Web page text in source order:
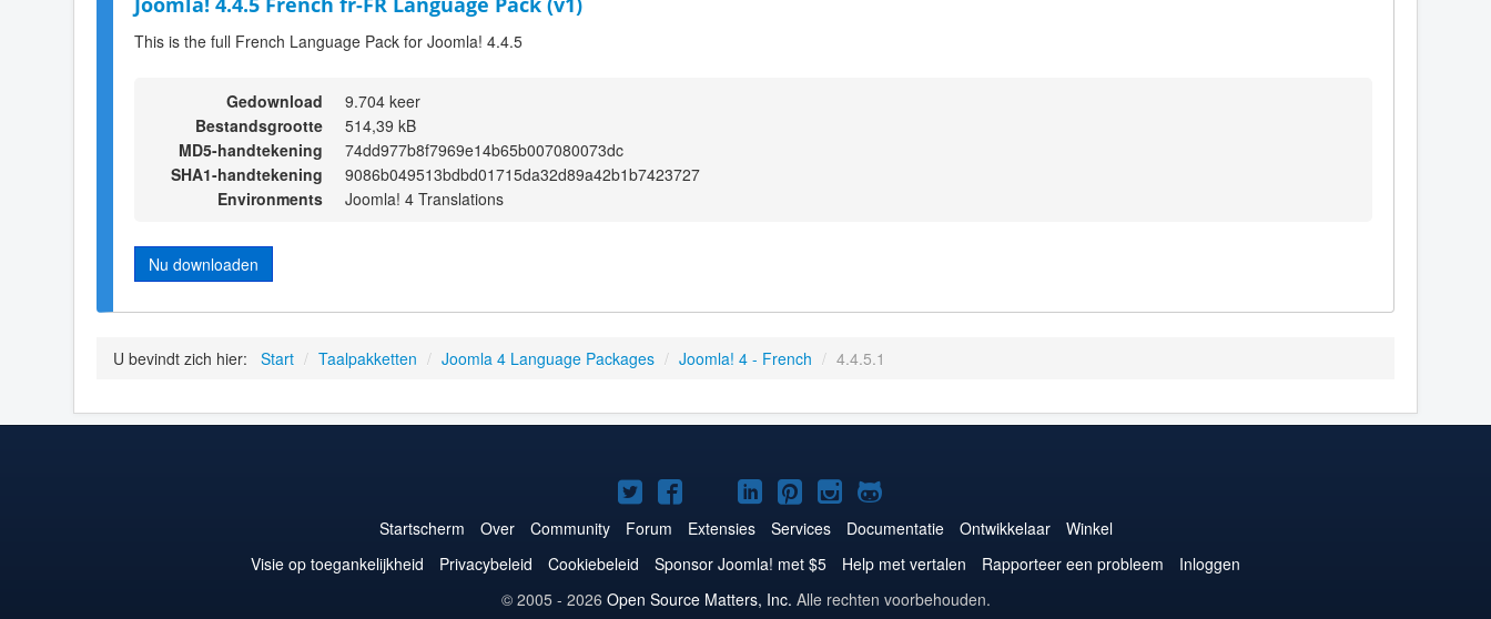
This is the full French Language Pack for Joomla! 4.4.5
Gedownload
9.704 keer
Bestandsgrootte
514,39 kB
MD5-handtekening
74dd977b8f7969e14b65b007080073dc
SHA1-handtekening
9086b049513bdbd01715da32d89a42b1b7423727
Environments
Joomla! 4 Translations
Nu downloaden
U bevindt zich hier: Start / Taalpakketten / Joomla 4 Language Packages / Joomla! 4 - French / 4.4.5.1
Joomla!
op
Twitter
Joomla!
op
Facebook
Joomla!
op
YouTube
Joomla!
op
LinkedIn
Joomla!
op
Pinterest
Joomla!
op
Instagram
Joomla!
op
GitHub
Startscherm Over Community Forum Extensies Services Documentatie Ontwikkelaar
Winkel
Visie op toegankelijkheid
Privacybeleid Cookiebeleid Sponsor Joomla! met $5 Help met vertalen Rapporteer een probleem
Inloggen
© 2005 - 2026 Open Source Matters, Inc. Alle rechten voorbehouden.